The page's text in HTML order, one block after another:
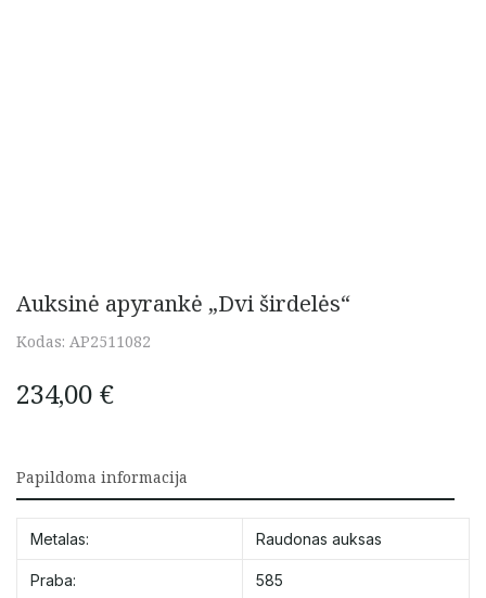
Auksinė apyrankė „Dvi širdelės“
Kodas: AP2511082
234,00 €
Papildoma informacija
Metalas: Raudonas auksas
Praba: 585